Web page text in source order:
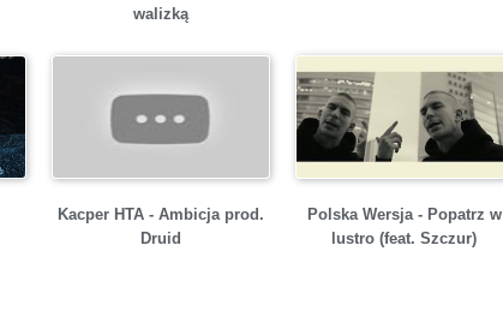
walizką
Kacper HTA - Ambicja prod.
Druid
Polska Wersja - Popatrz w
lustro (feat. Szczur)